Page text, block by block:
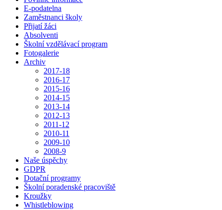
E-podatelna
Zaměstnanci školy
Přijatí žáci
Absolventi
Školní vzdělávací program
Fotogalerie
Archiv
2017-18
2016-17
2015-16
2014-15
2013-14
2012-13
2011-12
2010-11
2009-10
2008-9
Naše úspěchy
GDPR
Dotační programy
Školní poradenské pracoviště
Kroužky
Whistleblowing